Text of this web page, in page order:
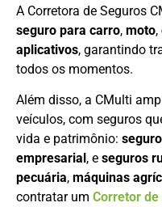
A Corretora de Seguros
seguro para carro, moto,
aplicativos, garantindo
todos os momentos.
Além disso, a CMulti
veículos, com seguros
vida e patrimônio:
empresarial, e seguros
pecuária, máquinas
contratar um Corretor de